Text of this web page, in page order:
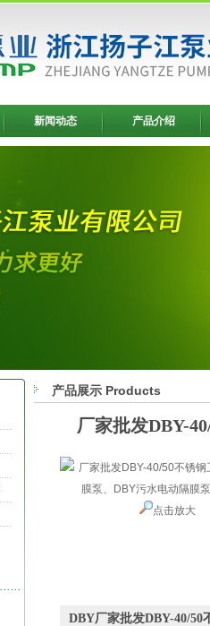
新闻动态 产品介绍
产品展示 Products
厂家批发DBY-
点击放大
DBY厂家批发DBY-40/